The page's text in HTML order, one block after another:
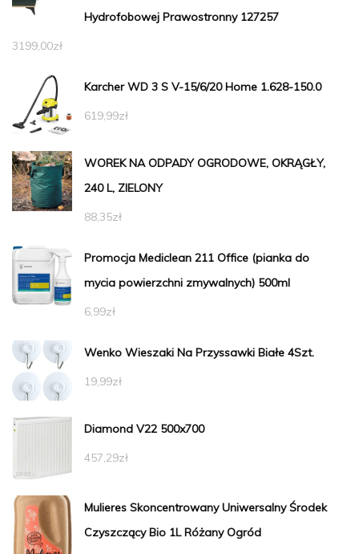
Hydrofobowej Prawostronny 127257
3199,00zł
Karcher WD 3 S V-15/6/20 Home 1.628-150.0
619,99zł
WOREK NA ODPADY OGRODOWE, OKRĄGŁY,
240 L, ZIELONY
88,35zł
Promocja Mediclean 211 Office (pianka do
mycia powierzchni zmywalnych) 500ml
6,99zł
Wenko Wieszaki Na Przyssawki Białe 4Szt.
19,99zł
Diamond V22 500x700
457,29zł
Mulieres Skoncentrowany Uniwersalny Środek
Czyszczący Bio 1L Różany Ogród